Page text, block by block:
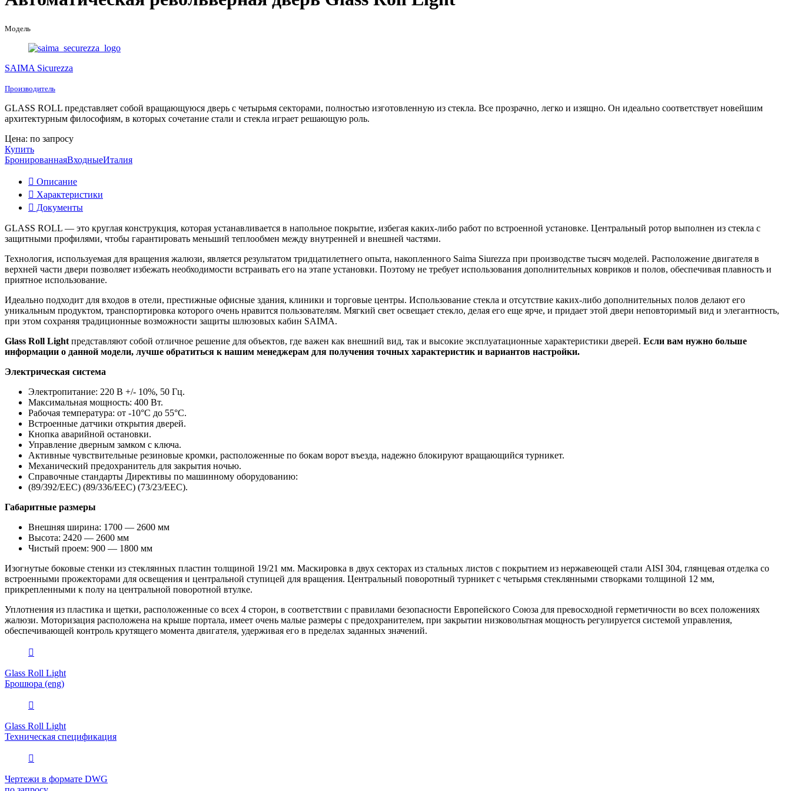
Модель
SAIMA Sicurezza
Производитель
GLASS ROLL представляет собой вращающуюся дверь с четырьмя секторами, полностью изготовленную из стекла. Все прозрачно, легко и изящно. Он идеально соответствует новейшим
архитектурным философиям, в которых сочетание стали и стекла играет решающую роль.
Цена: по запросу
Купить
БронированнаяВходныеИталия
Описание
Характеристики
Документы
GLASS ROLL — это круглая конструкция, которая устанавливается в напольное покрытие, избегая каких-либо работ по встроенной установке. Центральный ротор выполнен из стекла с
защитными профилями, чтобы гарантировать меньший теплообмен между внутренней и внешней частями.
Технология, используемая для вращения жалюзи, является результатом тридцатилетнего опыта, накопленного Saima Siurezza при производстве тысяч моделей. Расположение двигателя в
верхней части двери позволяет избежать необходимости встраивать его на этапе установки. Поэтому не требует использования дополнительных ковриков и полов, обеспечивая плавность и
приятное использование.
Идеально подходит для входов в отели, престижные офисные здания, клиники и торговые центры. Использование стекла и отсутствие каких-либо дополнительных полов делают его
уникальным продуктом, транспортировка которого очень нравится пользователям. Мягкий свет освещает стекло, делая его еще ярче, и придает этой двери неповторимый вид и элегантность,
при этом сохраняя традиционные возможности защиты шлюзовых кабин SAIMA.
Glass Roll Light представляют собой отличное решение для объектов, где важен как внешний вид, так и высокие эксплуатационные характеристики дверей. Если вам нужно больше
информации о данной модели, лучше обратиться к нашим менеджерам для получения точных характеристик и вариантов настройки.
Электрическая система
Электропитание: 220 В +/- 10%, 50 Гц.
Максимальная мощность: 400 Вт.
Рабочая температура: от -10°C до 55°C.
Встроенные датчики открытия дверей.
Кнопка аварийной остановки.
Управление дверным замком с ключа.
Активные чувствительные резиновые кромки, расположенные по бокам ворот въезда, надежно блокируют вращающийся турникет.
Механический предохранитель для закрытия ночью.
Справочные стандарты Директивы по машинному оборудованию:
(89/392/ЕЕС) (89/336/ЕЕС) (73/23/ЕЕС).
Габаритные размеры
Внешняя ширина: 1700 — 2600 мм
Высота: 2420 — 2600 мм
Чистый проем: 900 — 1800 мм
Изогнутые боковые стенки из стеклянных пластин толщиной 19/21 мм. Маскировка в двух секторах из стальных листов с покрытием из нержавеющей стали AISI 304, глянцевая отделка со
встроенными прожекторами для освещения и центральной ступицей для вращения. Центральный поворотный турникет с четырьмя стеклянными створками толщиной 12 мм,
прикрепленными к полу на центральной поворотной втулке.
Уплотнения из пластика и щетки, расположенные со всех 4 сторон, в соответствии с правилами безопасности Европейского Союза для превосходной герметичности во всех положениях
жалюзи. Моторизация расположена на крыше портала, имеет очень малые размеры с предохранителем, при закрытии низковольтная мощность регулируется системой управления,
обеспечивающей контроль крутящего момента двигателя, удерживая его в пределах заданных значений.
Glass Roll Light
Брошюра (eng)
Glass Roll Light
Техническая спецификация
Чертежи в формате DWG